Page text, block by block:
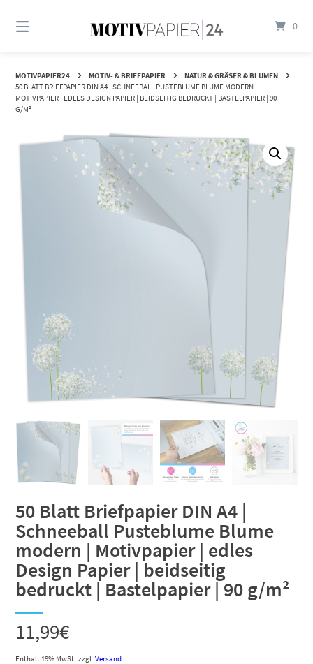
zum
0
MOTIVPAPIER24 MOTIV- & BRIEFPAPIER
NATUR & GRÄSER & BLUMEN
50 BLATT BRIEFPAPIER DIN A4 | SCHNEEBALL PUSTEBLUME BLUME MODERN |
MOTIVPAPIER | EDLES DESIGN PAPIER | BEIDSEITIG BEDRUCKT | BASTELPAPIER | 90
G/M²
50 Blatt Briefpapier DIN A4 |
Schneeball Pusteblume Blume
modern | Motivpapier | edles
Design Papier | beidseitig
bedruckt | Bastelpapier | 90 g/m²
11,99€
Enthält 19% MwSt. zzgl.Versand